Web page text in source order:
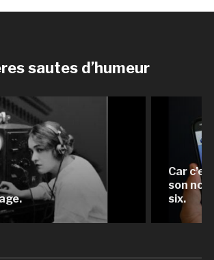
sautes d’humeur
Car
son
six.